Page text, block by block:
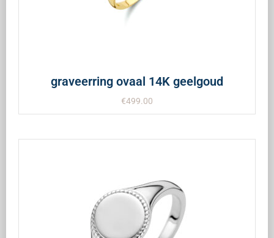
graveerring ovaal 14K geelgoud
€499.00